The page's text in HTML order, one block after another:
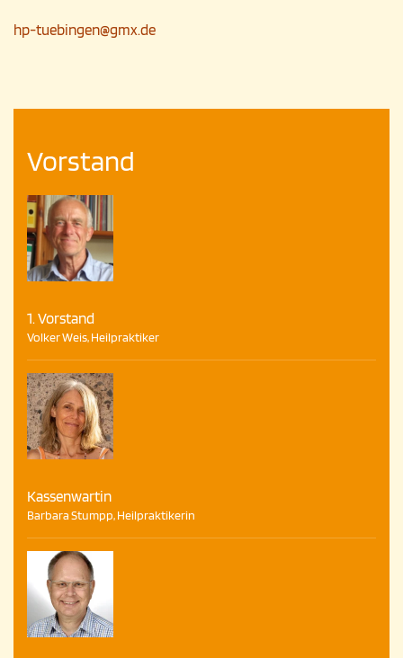
hp-tuebingen@gmx.de
Vorstand
1. Vorstand
Volker Weis, Heilpraktiker
Kassenwartin
Barbara Stumpp, Heilpraktikerin